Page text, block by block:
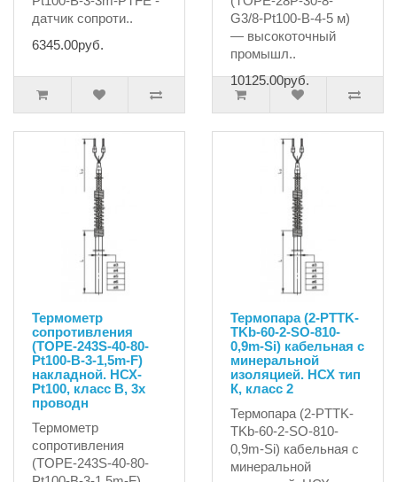
датчик сопроти..
6345.00руб.
G3/8-Pt100-B-4-5 м)
— высокоточный
промышл..
10125.00руб.
Термометр
сопротивления
(TOPE-243S-40-80-
Pt100-B-3-1,5m-F)
накладной. НСХ-
Pt100, класс В, 3х
проводн
Термометр
сопротивления
(TOPE-243S-40-80-
Термопара (2-PTTK-
TKb-60-2-SO-810-
0,9m-Si) кабельная с
минеральной
изоляцией. НСХ тип
К, класс 2
Термопара (2-PTTK-
TKb-60-2-SO-810-
0,9m-Si) кабельная с
минеральной